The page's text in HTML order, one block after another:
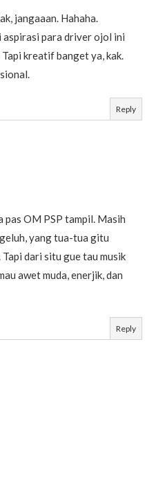
jangaaan. Hahaha.
aspirasi para driver ojol ini
kreatif banget ya, kak.
Reply
pas OM PSP tampil. Masih
yang tua-tua gitu
dari situ gue tau musik
awet muda, enerjik, dan
Reply